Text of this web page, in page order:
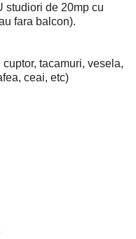
studiori de 20mp cu
fara balcon).
tacamuri, vesela,
ceai, etc)